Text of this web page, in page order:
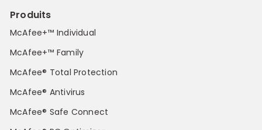
Produits
McAfee+™ Individual
McAfee+™ Family
McAfee® Total Protection
McAfee® Antivirus
McAfee® Safe Connect